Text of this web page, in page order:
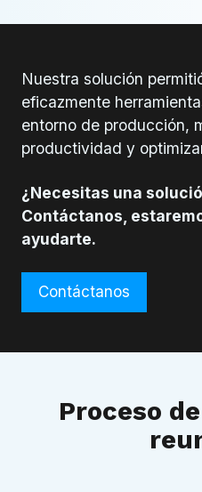
Nuestra solución
eficazmente
entorno de producción,
productividad y
¿Necesitas una
Contáctanos,
ayudarte.
Contáctanos
Proceso